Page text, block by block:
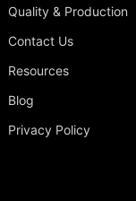
Quality & Production
Contact Us
Resources
Blog
Privacy Policy